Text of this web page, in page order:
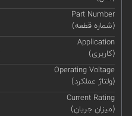
Part Number
(شماره قطعه)
Application
(کاربری)
Operating Voltage
(ولتاژ عملکرد)
Current Rating
(میزان جریان)